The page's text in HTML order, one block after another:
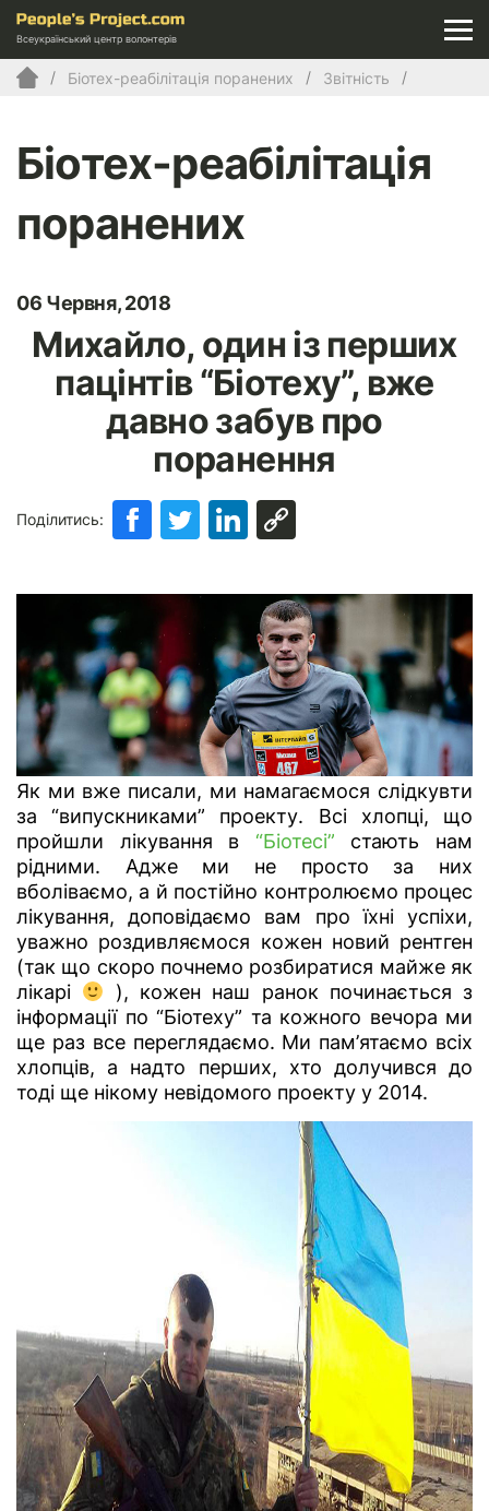
Всеукраїнський центр волонтерів
Біотех-реабілітація поранених Звітність
Біотех-реабілітація
поранених
06 Червня, 2018
Михайло, один із перших
пацінтів “Біотеху”, вже
давно забув про
поранення
Поділитись:
Як ми вже писали, ми намагаємося слідкувти
за “випускниками” проекту. Всі хлопці, що
пройшли лікування в “Біотесі” стають нам
рідними. Адже ми не просто за них
вболіваємо, а й постійно контролюємо процес
лікування, доповідаємо вам про їхні успіхи,
уважно роздивляємося кожен новий рентген
(так що скоро почнемо розбиратися майже як
лікарі
), кожен наш ранок починається з
інформації по “Біотеху” та кожного вечора ми
ще раз все переглядаємо. Ми пам’ятаємо всіх
хлопців, а надто перших, хто долучився до
тоді ще нікому невідомого проекту у 2014.